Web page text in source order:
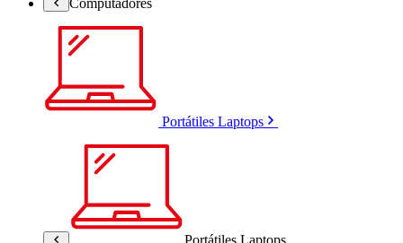
Portátiles Laptops
Portátiles Laptops